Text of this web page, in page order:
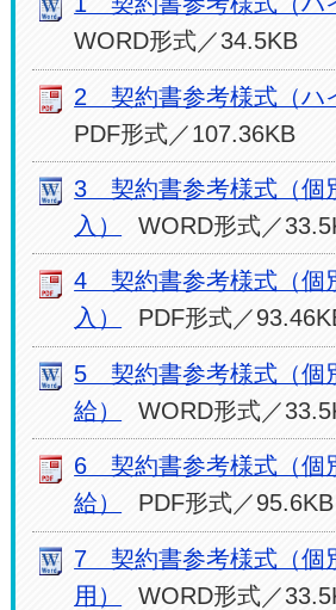
WORD形式／34.5KB
2 契約書参考様式（ハ
PDF形式／107.36KB
3 契約書参考様式（個
入）
WORD形式／
4 契約書参考様式（個
入）
PDF形式／
5 契約書参考様式（個
給）
WORD形式／
6 契約書参考様式（個
給）
PDF形式／95.6KB
7 契約書参考様式（個
用）
WORD形式／